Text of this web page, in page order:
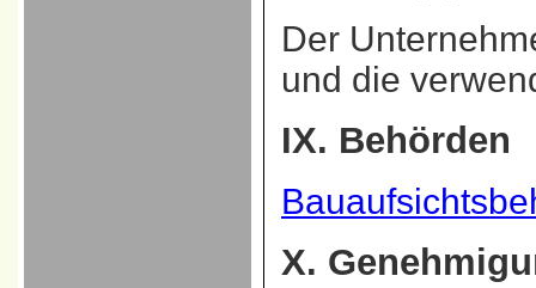
Der
und die
IX. Behörden
X.